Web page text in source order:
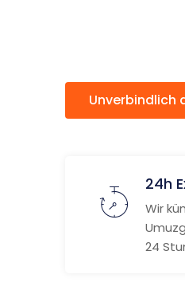
Unverbindlich
24h
Wir
24